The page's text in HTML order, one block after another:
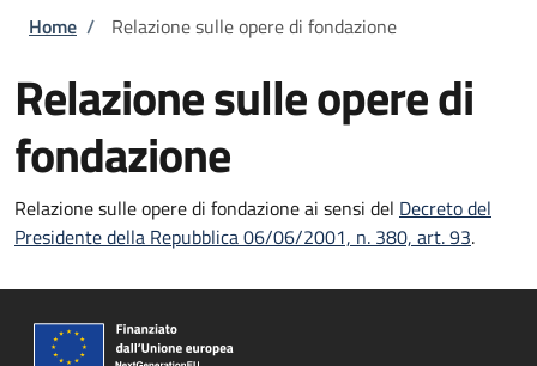
Briciole di pane
Home / Relazione sulle opere di fondazione
Relazione sulle opere di
fondazione
Relazione sulle opere di fondazione ai sensi del Decreto del
Presidente della Repubblica 06/06/2001, n. 380, art. 93.